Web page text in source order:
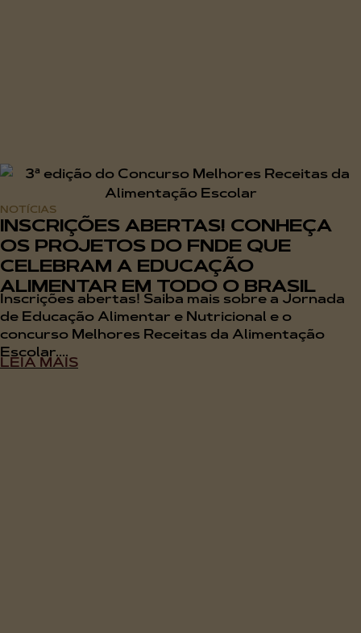
NOTÍCIAS
INSCRIÇÕES ABERTAS! CONHEÇA
OS PROJETOS DO FNDE QUE
CELEBRAM A EDUCAÇÃO
ALIMENTAR EM TODO O BRASIL
Inscrições abertas! Saiba mais sobre a Jornada
de Educação Alimentar e Nutricional e o
concurso Melhores Receitas da Alimentação
Escolar....
LEIA MAIS